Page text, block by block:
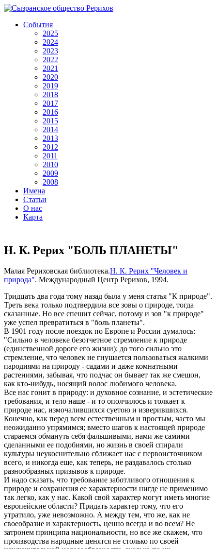
События
2025
2024
2023
2022
2021
2020
2019
2018
2017
2016
2015
2014
2013
2012
2011
2010
2009
2008
Имена
Статьи
О нас
Карта
Н. К. Рерих "БОЛЬ ПЛАНЕТЫ"
Малая Рериховская библиотека.Н. К. Рерих "Человек и
природа". Международный Центр Рерихов, 1994.
Тридцать два года тому назад была у меня статья "К природе".
Треть века только подтвердила все зовы о природе, тогда
сказанные. Но все спешит сейчас, потому и зов "к природе"
уже успел превратиться в "боль планеты".
В 1901 году после поездок по Европе и России думалось:
"Сильно в человеке безотчетное стремление к природе
(единственной дороге его жизни); до того сильно это
стремление, что человек не гнушается пользоваться жалкими
пародиями на природу - садами и даже комнатными
растениями, забывая, что подчас он бывает так же смешон,
как кто-нибудь, носящий волос любимого человека.
Все нас гонит в природу: и духовное сознание, и эстетические
требования, и тело наше - и то ополчилось и толкает к
природе нас, измочалившихся суетою и изверившихся.
Конечно, как перед всем естественным и простым, часто мы
неожиданно упрямимся; вместо шагов к настоящей природе
стараемся обмануть себя фальшивыми, нами же самими
сделанными ее подобиями, но жизнь в своей спирали
культуры неукоснительно сближает нас с первоисточником
всего, и никогда еще, как теперь, не раздавалось столько
разнообразных призывов к природе.
И надо сказать, что требование заботливого отношения к
природе и сохранения ее характерности нигде не применимо
так легко, как у нас. Какой свой характер могут иметь многие
европейские области? Придать характер тому, что его
утратило, уже невозможно. А между тем, что же, как не
своеобразие и характерность, ценно всегда и во всем? Не
затронем принципа национальности, но все же скажем, что
производства народные ценятся не столько по своей